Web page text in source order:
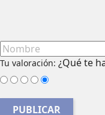
Tu valoración: ¿Qué te
PUBLICAR